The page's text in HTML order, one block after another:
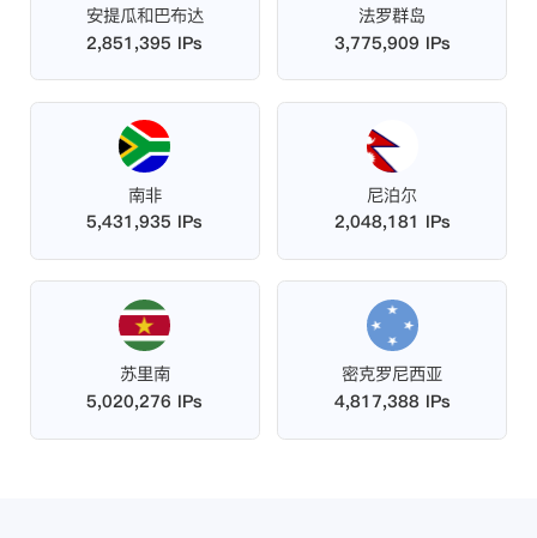
安提瓜和巴布达
2,851,395 IPs
法罗群岛
3,775,909 IPs
南非
5,431,935 IPs
尼泊尔
2,048,181 IPs
苏里南
5,020,276 IPs
密克罗尼西亚
4,817,388 IPs